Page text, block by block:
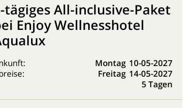
tägiges All-inclusive-Paket
Enjoy Wellnesshotel
Montag 10-05-2027
Freitag 14-05-2027
5 Tagen